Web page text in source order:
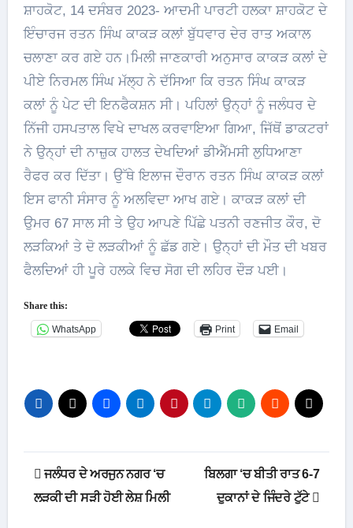
ਸ਼ਾਹਕੋਟ, 14 ਦਸੰਬਰ 2023- ਆਦਮੀ ਪਾਰਟੀ ਹਲਕਾ ਸ਼ਾਹਕੋਟ ਦੇ
ਇੰਚਾਰਜ ਰਤਨ ਸਿੰਘ ਕਾਕੜ ਕਲਾਂ ਬੁੱਧਵਾਰ ਦੇਰ ਰਾਤ ਅਕਾਲ
ਚਲਾਣਾ ਕਰ ਗਏ ਹਨ।ਮਿਲੀ ਜਾਣਕਾਰੀ ਅਨੁਸਾਰ ਕਾਕੜ ਕਲਾਂ ਦੇ
ਪੀਏ ਨਿਰਮਲ ਸਿੰਘ ਮੱਲ੍ਹ ਨੇ ਦੱਸਿਆ ਕਿ ਰਤਨ ਸਿੰਘ ਕਾਕੜ
ਕਲਾਂ ਨੂੰ ਪੇਟ ਦੀ ਇਨਫੈਕਸ਼ਨ ਸੀ। ਪਹਿਲਾਂ ਉਨ੍ਹਾਂ ਨੂੰ ਜਲੰਧਰ ਦੇ
ਨਿੱਜੀ ਹਸਪਤਾਲ ਵਿਖੇ ਦਾਖਲ ਕਰਵਾਇਆ ਗਿਆ, ਜਿੱਥੋਂ ਡਾਕਟਰਾਂ
ਨੇ ਉਨ੍ਹਾਂ ਦੀ ਨਾਜ਼ੁਕ ਹਾਲਤ ਦੇਖਦਿਆਂ ਡੀਐੱਮਸੀ ਲੁਧਿਆਣਾ
ਰੈਫਰ ਕਰ ਦਿੱਤਾ। ਉੱਥੇ ਇਲਾਜ ਦੌਰਾਨ ਰਤਨ ਸਿੰਘ ਕਾਕੜ ਕਲਾਂ
ਇਸ ਫਾਨੀ ਸੰਸਾਰ ਨੂੰ ਅਲਵਿਦਾ ਆਖ ਗਏ। ਕਾਕੜ ਕਲਾਂ ਦੀ
ਉਮਰ 67 ਸਾਲ ਸੀ ਤੇ ਉਹ ਆਪਣੇ ਪਿੱਛੇ ਪਤਨੀ ਰਣਜੀਤ ਕੌਰ, ਦੋ
ਲੜਕਿਆਂ ਤੇ ਦੋ ਲੜਕੀਆਂ ਨੂੰ ਛੱਡ ਗਏ। ਉਨ੍ਹਾਂ ਦੀ ਮੌਤ ਦੀ ਖਬਰ
ਫੈਲਦਿਆਂ ਹੀ ਪੂਰੇ ਹਲਕੇ ਵਿਚ ਸੋਗ ਦੀ ਲਹਿਰ ਦੌੜ ਪਈ।
Share this:
WhatsApp Print Email
Post
navigation
ਜਲੰਧਰ ਦੇ ਅਰਜੁਨ ਨਗਰ ‘ਚ
ਲੜਕੀ ਦੀ ਸੜੀ ਹੋਈ ਲੇਸ਼ ਮਿਲੀ
ਬਿਲਗਾ ‘ਚ ਬੀਤੀ ਰਾਤ 6-7
ਦੁਕਾਨਾਂ ਦੇ ਜਿੰਦਰੇ ਟੁੱਟੇ